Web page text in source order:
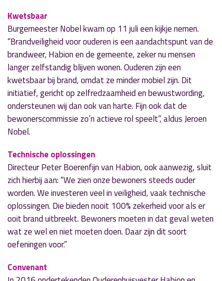
Kwetsbaar
Burgemeester Nobel kwam op 11 juli een kijkje nemen.
“Brandveiligheid voor ouderen is een aandachtspunt van de
brandweer, Habion en de gemeente, zeker nu mensen
langer zelfstandig blijven wonen. Ouderen zijn een
kwetsbaar bij brand, omdat ze minder mobiel zijn. Dit
initiatief, gericht op zelfredzaamheid en bewustwording,
ondersteunen wij dan ook van harte. Fijn ook dat de
bewonerscommissie zo’n actieve rol speelt”, aldus Jeroen
Nobel.
Technische oplossingen
Directeur Peter Boerenfijn van Habion, ook aanwezig, sluit
zich hierbij aan: “We zien onze bewoners steeds ouder
worden. We investeren veel in veiligheid, vaak technische
oplossingen. Die bieden nooit 100% zekerheid voor als er
ooit brand uitbreekt. Bewoners moeten in dat geval weten
wat ze wel en niet moeten doen. Daar zijn dit soort
oefeningen voor.”
Convenant